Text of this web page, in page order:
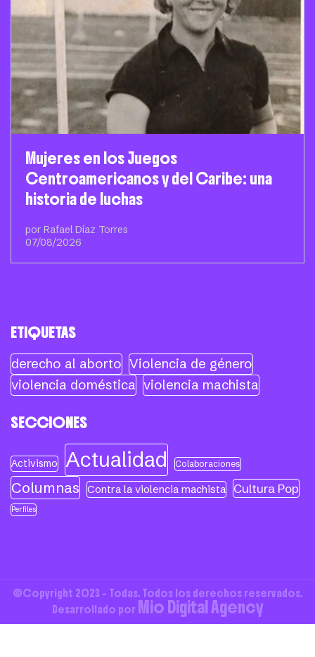
Mujeres en los Juegos
Centroamericanos y del Caribe: una
historia de luchas
por Rafael Díaz Torres
07/08/2026
ETIQUETAS
derecho al aborto Violencia de género
violencia doméstica violencia machista
SECCIONES
Activismo Actualidad Colaboraciones
Columnas Contra la violencia machista Cultura Pop
Perfiles
©Copyright 2023 - Todas. Todos los derechos reservados.
Desarrollado por Mio Digital Agency